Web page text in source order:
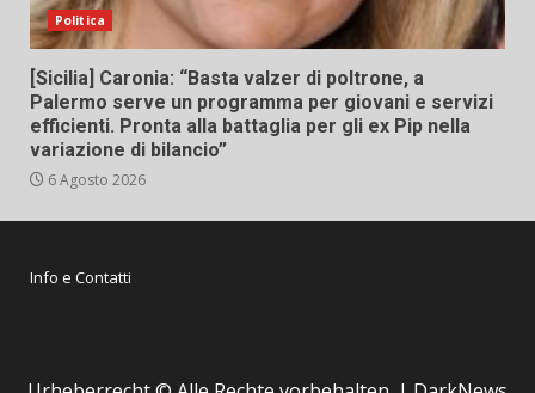
Politica
[Sicilia] Caronia: “Basta valzer di poltrone, a
Palermo serve un programma per giovani e servizi
efficienti. Pronta alla battaglia per gli ex Pip nella
variazione di bilancio”
6 Agosto 2026
Info e Contatti